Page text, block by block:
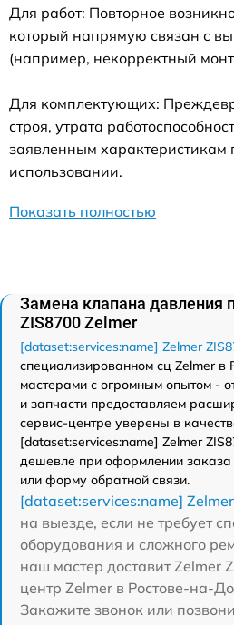
Для работ: Повторное
который напрямую связан с
(например, некорректный
Для комплектующих:
строя, утрата
заявленным
использовании.
Показать полностью
Замена клапана давления
ZIS8700 Zelmer
[dataset:services:name] Zelmer
специализированном сц Zelmer в
мастерами с огромным опытом -
и запчасти предоставляем
сервис-центре уверены в
[dataset:services:name] Zelmer
дешевле при оформлении заказа
или форму обратной связи.
[dataset:services:name]
на выезде, если не требует
оборудования и сложного
наш мастер доставит Zelmer
центр Zelmer в Ростове-на-
Закажите звонок или